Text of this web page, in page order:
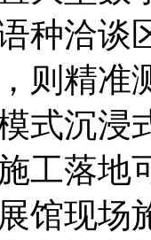
种洽谈
则精准
式沉浸
工落地
馆现场